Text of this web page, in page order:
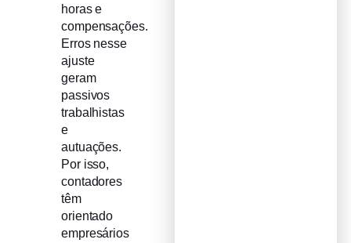
horas e
compensações.
Erros nesse
ajuste
geram
passivos
trabalhistas
e
autuações.
Por isso,
contadores
têm
orientado
empresários